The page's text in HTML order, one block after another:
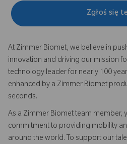
Zgłoś się
At Zimmer Biomet, we believe in
innovation and driving our mission
technology leader for nearly 100
enhanced by a Zimmer Biomet
seconds.
As a Zimmer Biomet team member,
commitment to providing mobility
around the world. To support our